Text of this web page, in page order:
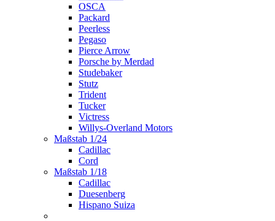
OSCA
Packard
Peerless
Pegaso
Pierce Arrow
Porsche by Merdad
Studebaker
Stutz
Trident
Tucker
Victress
Willys-Overland Motors
Maßstab 1/24
Cadillac
Cord
Maßstab 1/18
Cadillac
Duesenberg
Hispano Suiza